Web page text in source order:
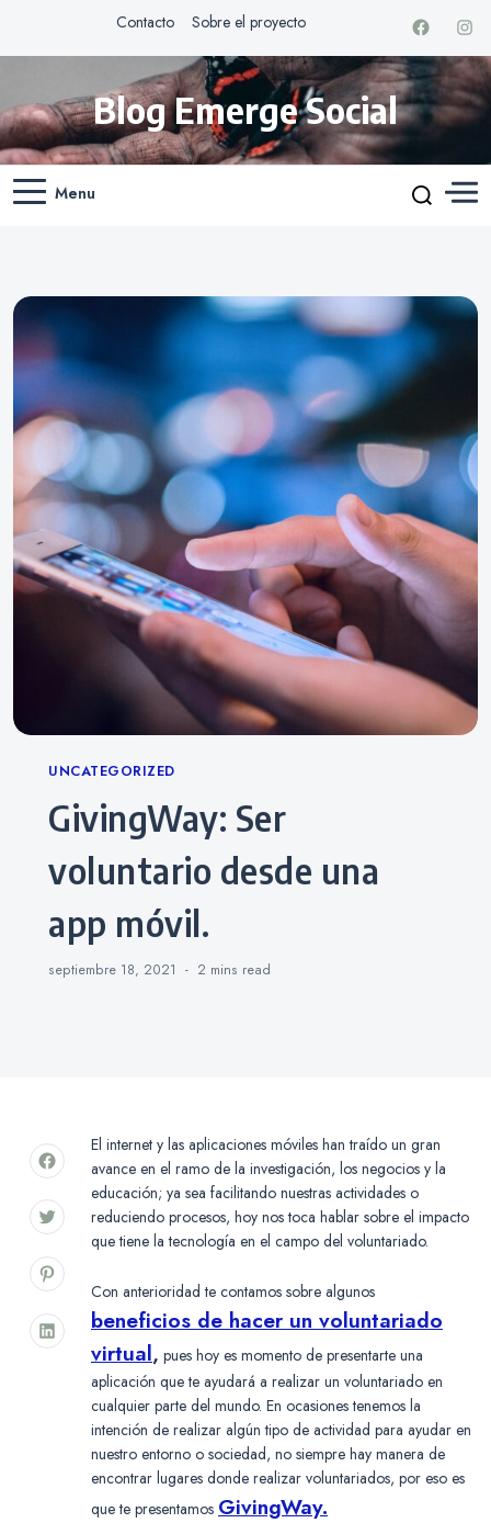
Contacto Sobre el proyecto
Blog Emerge Social
Menu
Categories
UNCATEGORIZED
GivingWay: Ser
voluntario desde una
app móvil.
septiembre 18, 2021 2 mins read
El internet y las aplicaciones móviles han traído un gran
avance en el ramo de la investigación, los negocios y la
educación; ya sea facilitando nuestras actividades o
reduciendo procesos, hoy nos toca hablar sobre el impacto
que tiene la tecnología en el campo del voluntariado.
Con anterioridad te contamos sobre algunos
beneficios de hacer un voluntariado
virtual, pues hoy es momento de presentarte una
aplicación que te ayudará a realizar un voluntariado en
cualquier parte del mundo. En ocasiones tenemos la
intención de realizar algún tipo de actividad para ayudar en
nuestro entorno o sociedad, no siempre hay manera de
encontrar lugares donde realizar voluntariados, por eso es
que te presentamos GivingWay.